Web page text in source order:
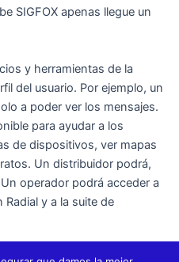
SIGFOX apenas llegue un
y herramientas de la
del usuario. Por ejemplo, un
a poder ver los mensajes.
para ayudar a los
de dispositivos, ver mapas
Un distribuidor podrá,
operador podrá acceder a
Radial y a la suite de